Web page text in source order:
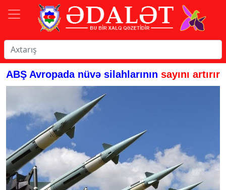
ABŞ Avropada nüvə silahlarının sayını artırır